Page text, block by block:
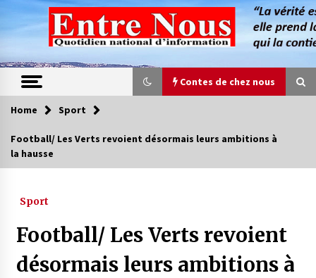
content
Contes de chez nous
Contes de chez nous
Magie de sorcier
4 ans ago
Home Sport
Football/ Les Verts revoient désormais leurs ambitions à
la hausse
Sport
Football/ Les Verts revoient
désormais leurs ambitions à